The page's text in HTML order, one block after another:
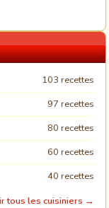
103 recettes
97 recettes
80 recettes
60 recettes
40 recettes
tous les cuisiniers →